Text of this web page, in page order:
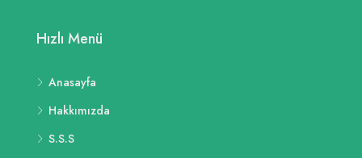
Hızlı Menü
Anasayfa
Hakkımızda
S.S.S